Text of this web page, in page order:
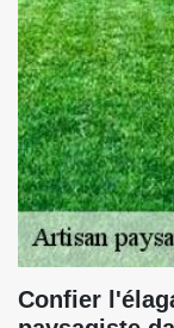
Confier